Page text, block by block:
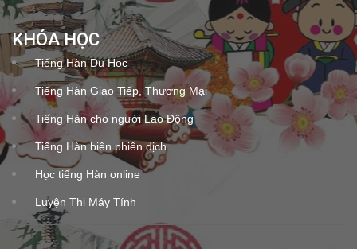
KHÓA HỌC
Tiếng Hàn Du Học
Tiếng Hàn Giao Tiếp, Thương Mại
Tiếng Hàn cho người Lao Động
Tiếng Hàn biên phiên dịch
Học tiếng Hàn online
Luyện Thi Máy Tính